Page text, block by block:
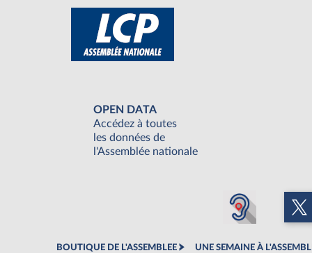
OPEN DATA
Accédez à toutes
les données de
l'Assemblée nationale
BOUTIQUE DE L'ASSEMBLEE UNE SEMAINE À